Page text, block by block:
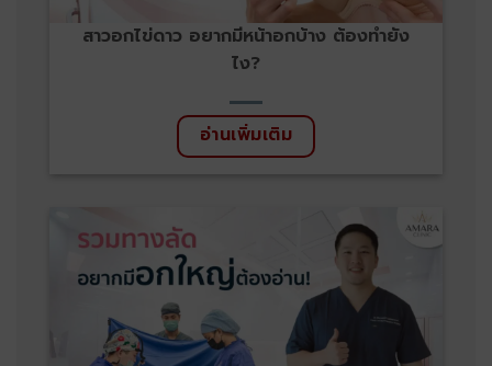
สาวอกไข่ดาว อยากมีหน้าอกบ้าง ต้องทำยัง
ไง?
อ่านเพิ่มเติม